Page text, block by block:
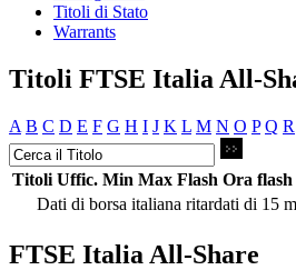
Titoli di Stato
Warrants
Titoli FTSE Italia All-
A B C D E F G H I J K L M N O P Q R
Titoli Uffic. Min Max Flash Ora flash
Dati di borsa italiana ritardati di 15
FTSE Italia All-Share